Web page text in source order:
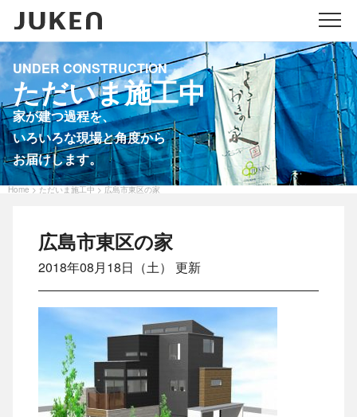
メ
UNDER CONSTRUCTION
ただいま施工中
家が建つ過程を、
いろいろな現場と角度から
お届けします。
Home > ただいま施工中 > 広島市東区の家
広島市東区の家
2018年08月18日（土） 更新